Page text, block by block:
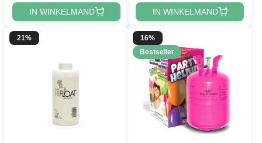
IN WINKELMAND IN WINKELMAND
21%
16%
Bestseller